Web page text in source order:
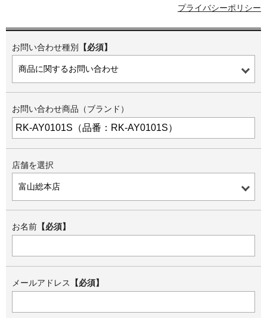
プライバシーポリシー
お問い合わせ種別 【必須】
お問い合わせ商品（ブランド）
店舗を選択
お名前 【必須】
メールアドレス 【必須】